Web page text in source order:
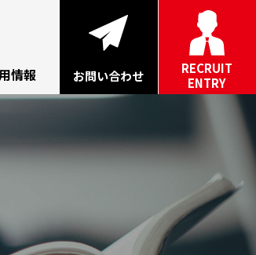
情報 お問い合わせ
RECRUIT
ENTRY